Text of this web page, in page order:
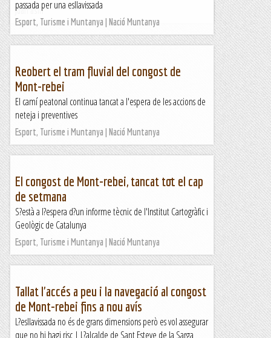
Joan asín
passada per una esllavissada
Esport, Turisme i Muntanya | Nació Muntanya
Reobert el tram fluvial del congost de
Mont-rebei
El camí peatonal continua tancat a l'espera de les accions de
neteja i preventives
Esport, Turisme i Muntanya | Nació Muntanya
El congost de Mont-rebei, tancat tot el cap
de setmana
S?està a l?espera d?un informe tècnic de l'Institut Cartogràfic i
Geològic de Catalunya
Esport, Turisme i Muntanya | Nació Muntanya
Tallat l'accés a peu i la navegació al congost
de Mont-rebei fins a nou avís
L?esllavissada no és de grans dimensions però es vol assegurar
que no hi hagi risc | L?alcalde de Sant Esteve de la Sarga